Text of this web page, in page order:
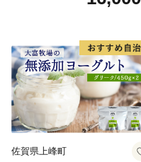
22424274] 芋ケンピ セット
佐賀県上峰町